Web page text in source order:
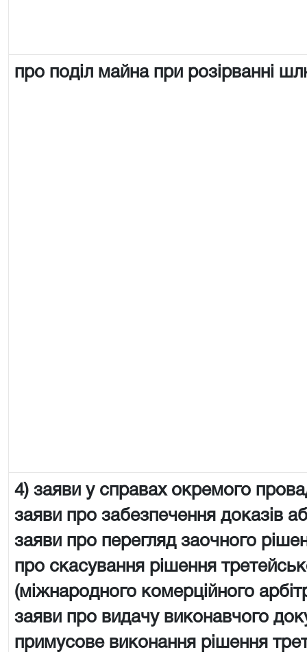
про поділ майна при розірванні
4) заяви у справах окремого
заяви про забезпечення доказів
заяви про перегляд заочного
про скасування рішення
(міжнародного комерційного
заяви про видачу виконавчого
примусове виконання рішення